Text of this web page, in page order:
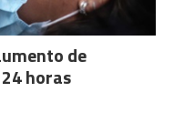
de
horas